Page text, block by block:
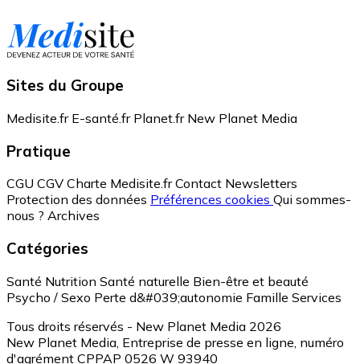
Sites du Groupe
Medisite.fr E-santé.fr Planet.fr New Planet Media
Pratique
CGU CGV Charte Medisite.fr Contact Newsletters
Protection des données Préférences cookies Qui sommes-
nous ? Archives
Catégories
Santé Nutrition Santé naturelle Bien-être et beauté
Psycho / Sexo Perte d&#039;autonomie Famille Services
Tous droits réservés - New Planet Media 2026
New Planet Media, Entreprise de presse en ligne, numéro
d'agrément CPPAP 0526 W 93940